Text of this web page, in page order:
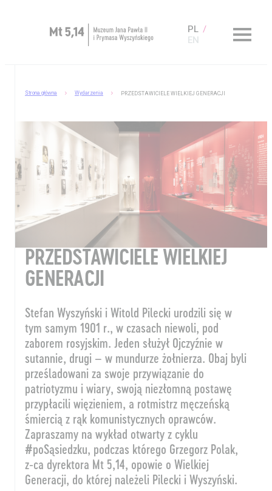
PL
EN
Muzeum dostępne
Kup bilet
Sklep
Strona główna Wydarzenia PRZEDSTAWICIELE WIELKIEJ GENERACJI
PRZEDSTAWICIELE WIELKIEJ
GENERACJI
Stefan Wyszyński i Witold Pilecki urodzili się w
tym samym 1901 r., w czasach niewoli, pod
zaborem rosyjskim. Jeden służył Ojczyźnie w
sutannie, drugi – w mundurze żołnierza. Obaj byli
prześladowani za swoje przywiązanie do
patriotyzmu i wiary, swoją niezłomną postawę
przypłacili więzieniem, a rotmistrz męczeńską
śmiercią z rąk komunistycznych oprawców.
Zapraszamy na wykład otwarty z cyklu
#poSąsiedzku, podczas którego Grzegorz Polak,
z-ca dyrektora Mt 5,14, opowie o Wielkiej
Generacji, do której należeli Pilecki i Wyszyński.